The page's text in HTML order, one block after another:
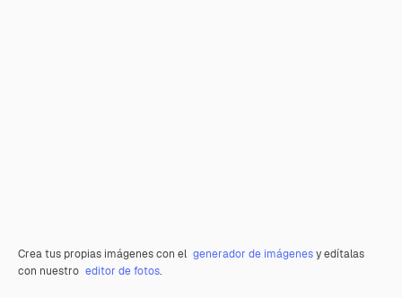
Crea tus propias imágenes con el generador de imágenesy edítalas
con nuestro editor de fotos.